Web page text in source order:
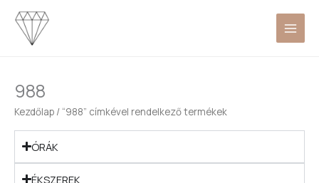
Skip
content
988
Kezdőlap / “988” címkével rendelkező termékek
ÓRÁK
ÉKSZEREK